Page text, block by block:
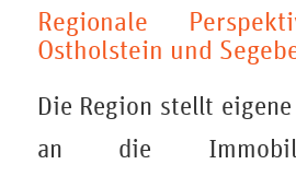
Regionale
Ostholstein und
Die Region stellt
an die